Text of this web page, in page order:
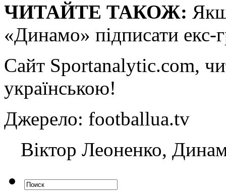
ЧИТАЙТЕ ТАКОЖ:
«Динамо» підписати екс-
Сайт Sportanalytic.com,
українською!
Джерело: footballua.tv
Віктор Леоненко,